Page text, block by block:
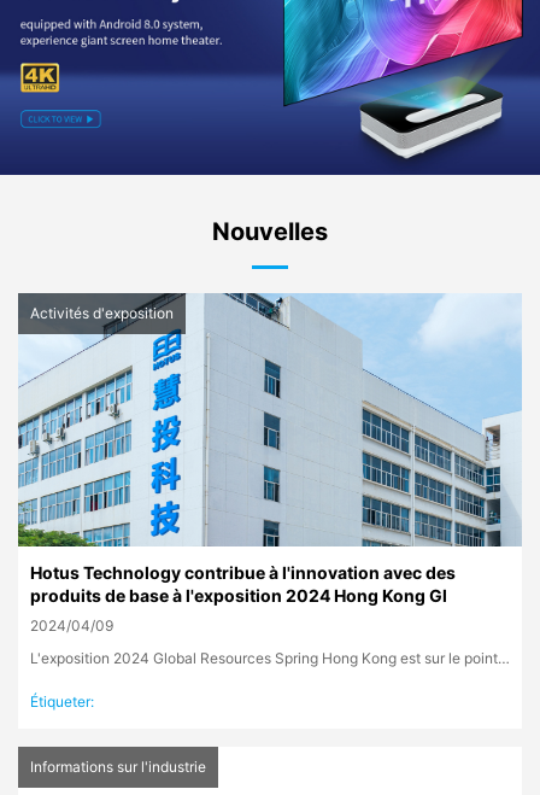
Nouvelles
Activités d'exposition
Hotus Technology contribue à l'innovation avec des
produits de base à l'exposition 2024 Hong Kong Gl
2024/04/09
L'exposition 2024 Global Resources Spring Hong Kong est sur le point d'ouvrir ses portes. Bienvenue au stand 5c01 pou...
Étiqueter:
Informations sur l'industrie